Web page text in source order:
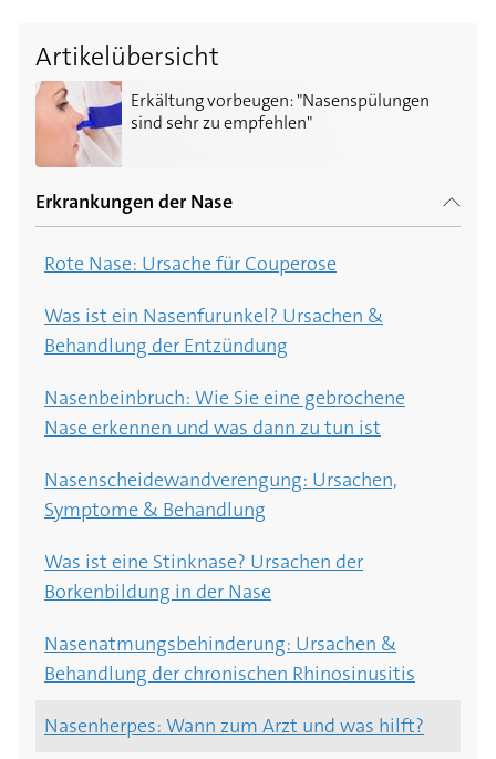
Artikelübersicht
Erkältung vorbeugen: "Nasenspülungen
sind sehr zu empfehlen"
Erkältung vorbeugen: "Nasenspülungen sind sehr zu
Erkrankungen der Nase
Rote Nase: Ursache für Couperose
Was ist ein Nasenfurunkel? Ursachen &
Behandlung der Entzündung
Nasenbeinbruch: Wie Sie eine gebrochene
Nase erkennen und was dann zu tun ist
Nasenscheidewandverengung: Ursachen,
Symptome & Behandlung
Was ist eine Stinknase? Ursachen der
Borkenbildung in der Nase
Nasenatmungsbehinderung: Ursachen &
Behandlung der chronischen Rhinosinusitis
Nasenherpes: Wann zum Arzt und was hilft?